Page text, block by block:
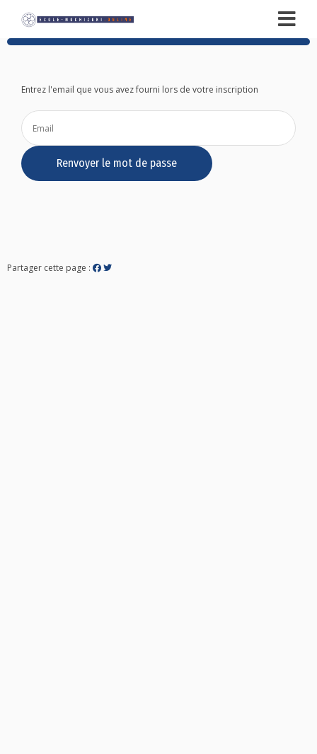
Entrez l'email que vous avez fourni lors de votre inscription
Partager cette page :